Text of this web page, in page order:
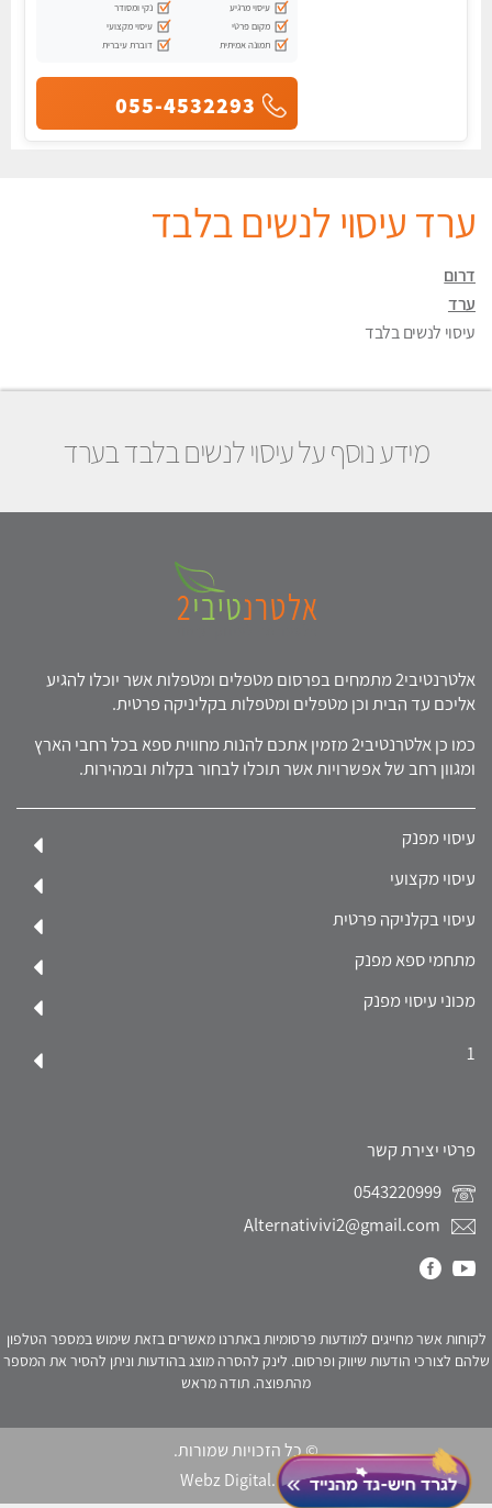
עיסוי מרגיע
נקי ומסודר
מקום פרטי
עיסוי מקצועי
תמונה אמיתית
דוברת עיברית
055-4532293
ערד עיסוי לנשים בלבד
דרום
ערד
עיסוי לנשים בלבד
מידע נוסף על עיסוי לנשים בלבד בערד
אלטרנטיבי2 מתמחים בפרסום מטפלים ומטפלות אשר יוכלו להגיע
אליכם עד הבית וכן מטפלים ומטפלות בקליניקה פרטית.
כמו כן אלטרנטיבי2 מזמין אתכם להנות מחווית ספא בכל רחבי הארץ
ומגוון רחב של אפשרויות אשר תוכלו לבחור בקלות ובמהירות.
עיסוי מפנק
עיסוי מקצועי
עיסוי בקלניקה פרטית
מתחמי ספא מפנק
מכוני עיסוי מפנק
1
פרטי יצירת קשר
Alternativivi2@gmail.com
לקוחות אשר מחייגים למודעות פרסומיות באתרנו מאשרים בזאת שימוש במספר הטלפון
שלהם לצורכי הודעות שיווק ופרסום. לינק להסרה מוצג בהודעות וניתן להסיר את המספר
מהתפוצה. תודה מראש
© כל הזכויות שמורות.
Webz Digital.click